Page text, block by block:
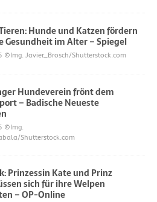
Hunde und Katzen fördern
Gesundheit im Alter – Spiegel
©Img. Javier_Brosch/Shutterstock.com
Hundeverein frönt dem
– Badische Neueste
©Img.
Shutterstock.com
Prinzessin Kate und Prinz
sich für ihre Welpen
– OP-Online